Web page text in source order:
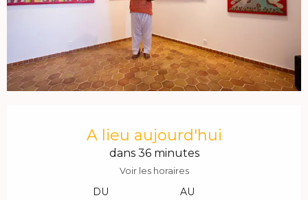
A lieu aujourd'hui
dans 36 minutes
Voir les horaires
DU AU